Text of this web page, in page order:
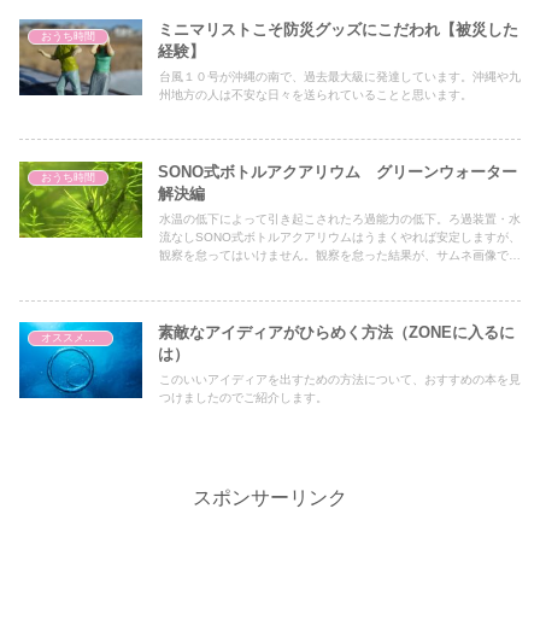
おうち時間
ミニマリストこそ防災グッズにこだわれ【被災した
経験】
台風１０号が沖縄の南で、過去最大級に発達しています。沖縄や九
州地方の人は不安な日々を送られていることと思います。
おうち時間
SONO式ボトルアクアリウム グリーンウォーター
解決編
水温の低下によって引き起こされたろ過能力の低下。ろ過装置・水
流なしSONO式ボトルアクアリウムはうまくやれば安定しますが、
観察を怠ってはいけません。観察を怠った結果が、サムネ画像で
オススメの本
素敵なアイディアがひらめく方法（ZONEに入るに
は）
このいいアイディアを出すための方法について、おすすめの本を見
つけましたのでご紹介します。
スポンサーリンク